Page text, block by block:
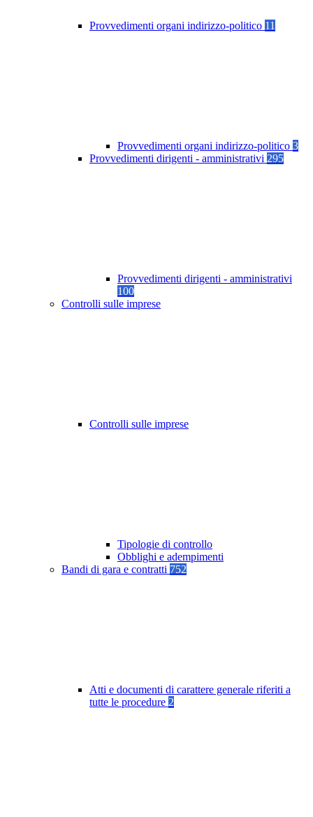
Provvedimenti organi indirizzo-politico 11
Provvedimenti organi indirizzo-politico 3
Provvedimenti dirigenti - amministrativi 295
Provvedimenti dirigenti - amministrativi
100
Controlli sulle imprese
Controlli sulle imprese
Tipologie di controllo
Obblighi e adempimenti
Bandi di gara e contratti 752
Atti e documenti di carattere generale riferiti a
tutte le procedure 2